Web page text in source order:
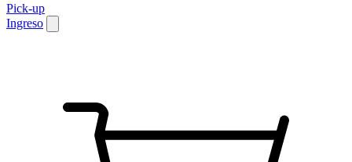
Pick-up
Ingreso